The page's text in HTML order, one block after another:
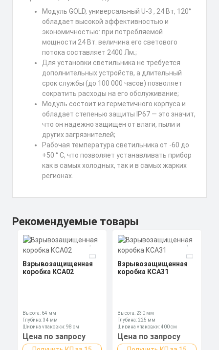
Модуль GOLD, универсальный U-3 , 24 Вт, 120°
обладает высокой эффективностью и
экономичностью: при потребляемой
мощности 24 Вт. величина его светового
потока составляет 2400 Лм.;
Для установки светильника не требуется
дополнительных устройств, а длительный
срок службы (до 100 000 часов) позволяет
сократить расходы на его обслуживание;
Модуль состоит из герметичного корпуса и
обладает степенью защиты IP67 — это значит,
что он надежно защищен от влаги, пыли и
других загрязнителей;
Рабочая температура светильника от -60 до
+50 ° С, что позволяет устанавливать прибор
как в самых холодных, так и в самых жарких
регионах.
Рекомендуемые товары
Взрывозащищенная
коробка КСА02
Высота: 64 мм
Глубина: 34 мм
Ширина упаковки: 98 см
Цена по запросу
Взрывозащищенная
коробка КСА31
Высота: 230 мм
Глубина: 225 мм
Ширина упаковки: 400 см
Цена по запросу